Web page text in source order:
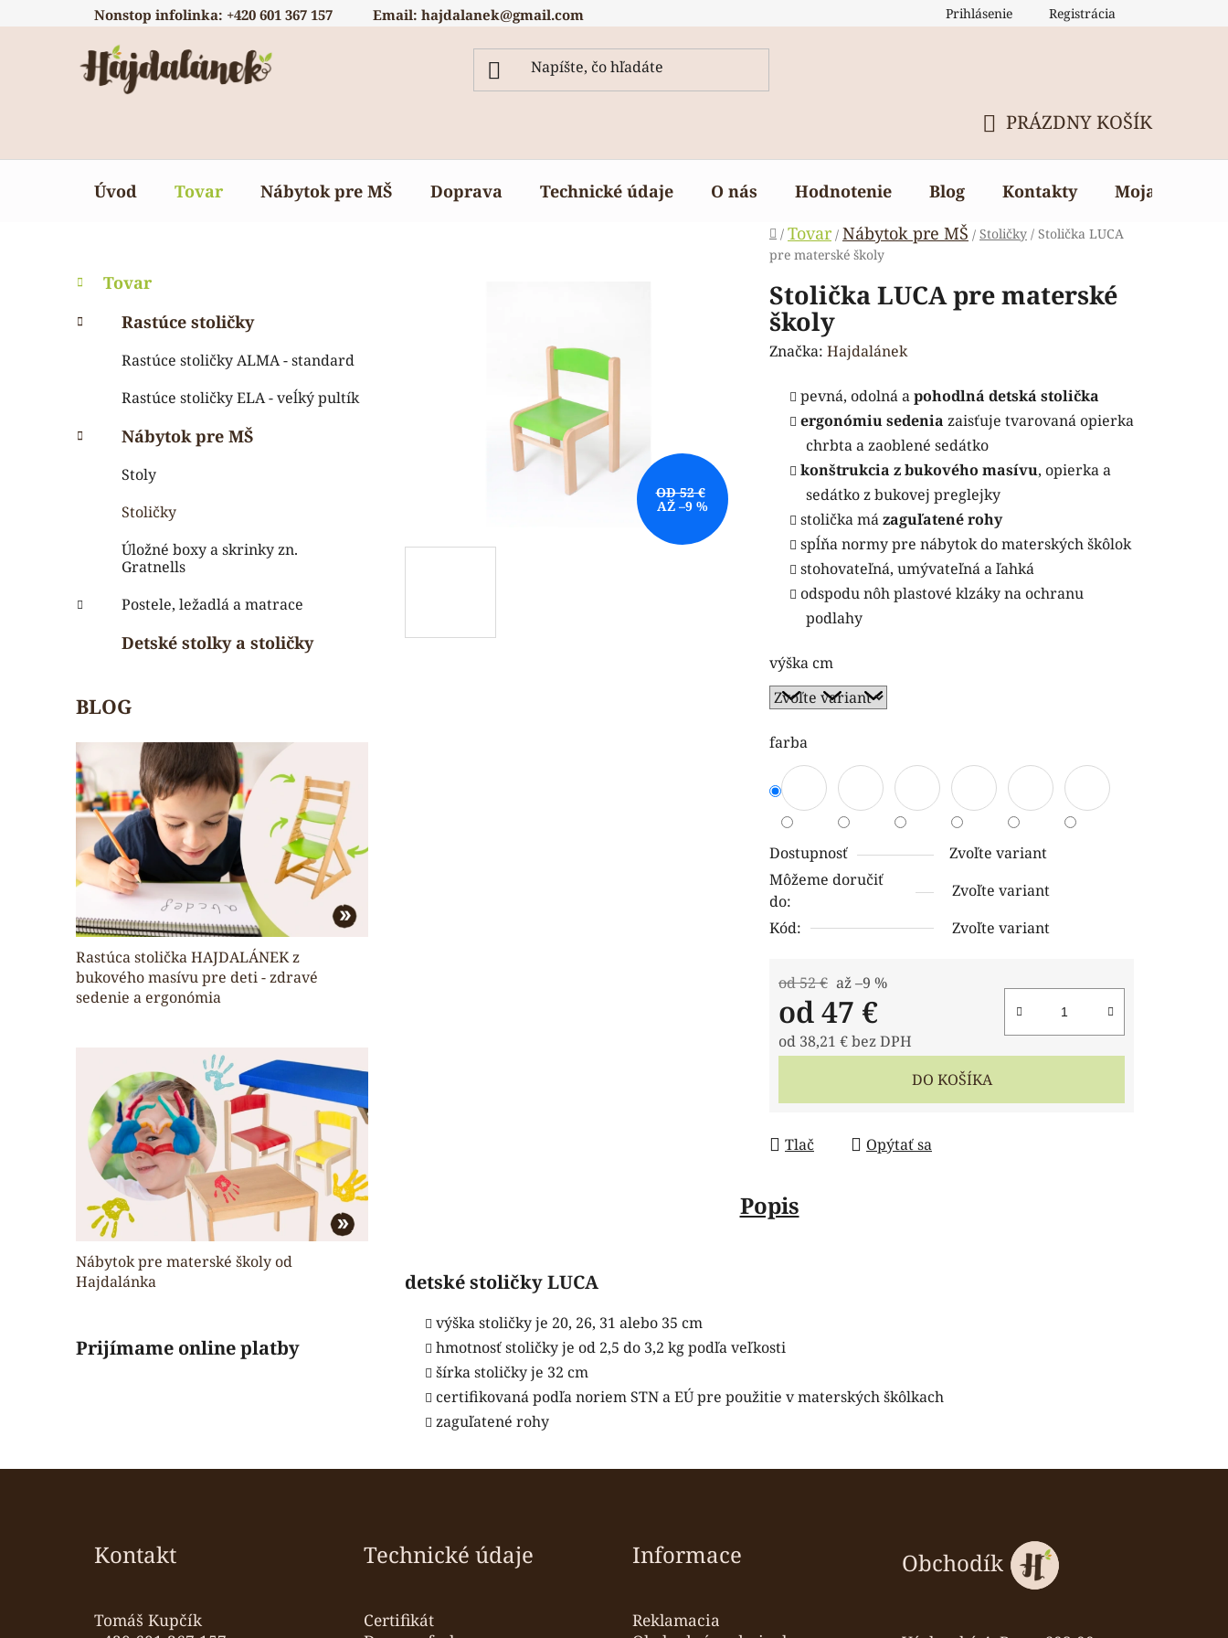
na
Nonstop infolinka: +420 601 367 157 Email: hajdalanek@gmail.com Prihlásenie Registrácia
KOŠÍK
PRÁZDNY KOŠÍK
Úvod Tovar Nábytok pre MŠ Doprava Technické údaje O nás Hodnotenie Blog Kontakty Moja
Domov
/ Tovar / Nábytok pre MŠ / Stoličky / Stolička LUCA
pre materské školy
B
o
č
n
Preskočiť
kategórie
K
a
t
e
e
Tovar
Rastúce stoličky
Rastúce stoličky ALMA - standard
Rastúce stoličky ELA - veĺký pultík
Nábytok pre MŠ
Stoly
Stoličky
Úložné boxy a skrinky zn.
Gratnells
Postele, ležadlá a matrace
Detské stolky a stoličky
BLOG
Rastúca stolička HAJDALÁNEK z
bukového masívu pre deti - zdravé
sedenie a ergonómia
Nábytok pre materské školy od
Hajdalánka
Prijímame online platby
Stolička LUCA pre materské
školy
Značka: Hajdalánek
pevná, odolná apohodlná detská stolička
ergonómiu sedenia zaisťuje tvarovaná opierka
chrbta a zaoblené sedátko
konštrukcia z bukového masívu, opierka a
sedátko z bukovej preglejky
stolička mázaguľatené rohy
spĺňa normy pre nábytok do materských škôlok
stohovateľná, umývateľná a ľahká
odspodu nôh plastové klzáky na ochranu
podlahy
výška cm
farba
Dostupnosť
Zvoľte variant
Môžeme doručiť
do:
Zvoľte variant
Kód:
Zvoľte variant
od 52 € až –9 %
od47 €
od 38,21 €bez DPH
DO KOŠÍKA
Tlač Opýtať sa
OD 52 €
AŽ –9 %
Popis
detské stoličky LUCA
výška stoličky je 20, 26, 31 alebo 35 cm
hmotnosť stoličky je od 2,5 do 3,2 kg podľa veľkosti
šírka stoličky je 32 cm
certifikovaná podľa noriem STN a EÚ pre použitie v materských škôlkach
zaguľatené rohy
Kontakt
Tomáš Kupčík
Technické údaje
Certifikát
Informace
Reklamacia
Obchodík